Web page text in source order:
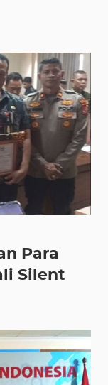
Para
Silent